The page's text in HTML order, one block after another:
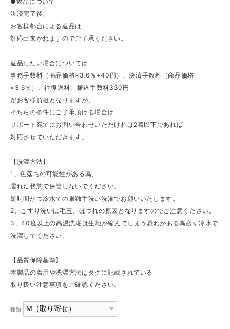
決済完了後、
お客様都合による返品は
対応出来かねますのでご了承ください。
返品したい場合については
事務手数料（商品価格×3.6％+40円）、決済手数料（商品価格
×3.6％）、往復送料、振込手数料330円
がお客様負担となりますが、
そちらの条件にご了承頂ける場合は
サポート宛てにお問い合わせいただければ2着以下であれば
対応させていただきます。
【洗濯方法】
1、色落ちの可能性がある為、
濡れた状態で保管しないでください。
短時間かつ冷水での単独手洗い洗濯でお願いいたします。
2、こすり洗いは毛玉、ほつれの原因となりますのでご注意ください。
3、40度以上の高温洗濯は生地が縮んでしまう恐れがある為必ず冷水で
洗濯してください。
【品質保障基準】
本製品の着用や洗濯方法はタグに記載されている
取り扱い注意事項をご確認ください。
種類